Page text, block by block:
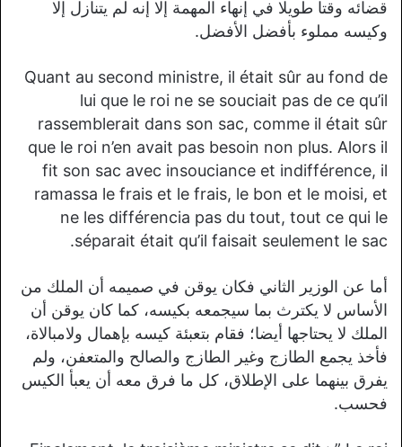
قضائه وقتا طويلا في إنهاء المهمة إلا إنه لم يتنازل إلا
وكيسه مملوء بأفضل الأفضل.
Quant au second ministre, il était sûr au fond de
lui que le roi ne se souciait pas de ce qu’il
rassemblerait dans son sac, comme il était sûr
que le roi n’en avait pas besoin non plus. Alors il
fit son sac avec insouciance et indifférence, il
ramassa le frais et le frais, le bon et le moisi, et
ne les différencia pas du tout, tout ce qui le
séparait était qu’il faisait seulement le sac.
أما عن الوزير الثاني فكان يوقن في صميمه أن الملك من
الأساس لا يكترث بما سيجمعه بكيسه، كما كان يوقن أن
الملك لا يحتاجها أيضا؛ فقام بتعبئة كيسه بإهمال ولامبالاة،
فأخذ يجمع الطازج وغير الطازج والصالح والمتعفن، ولم
يفرق بينهما على الإطلاق، كل ما فرق معه أن يعبأ الكيس
فحسب.